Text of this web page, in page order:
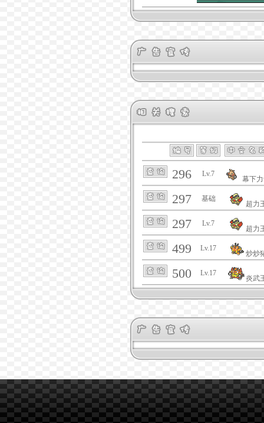
296 Lv.7
幕下
297 基础
超力
297 Lv.7
超力
499 Lv.17
炒炒
500 Lv.17
炎武